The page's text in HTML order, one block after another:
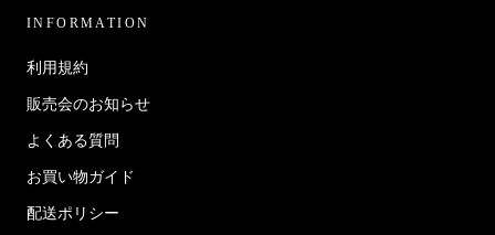
INFORMATION
利用規約
販売会のお知らせ
よくある質問
お買い物ガイド
配送ポリシー